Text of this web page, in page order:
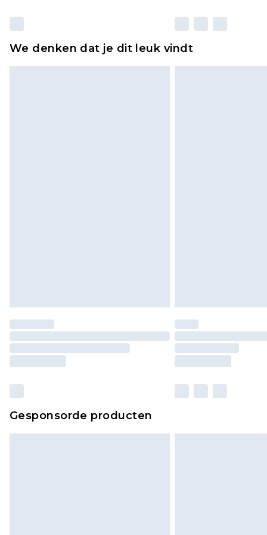
We denken dat je dit leuk vindt
Gesponsorde producten